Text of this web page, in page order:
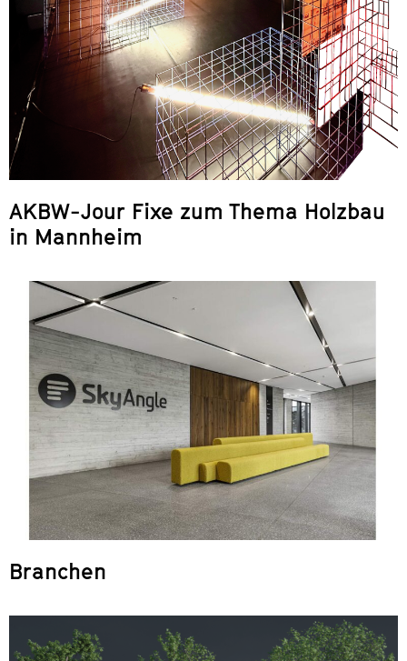
AKBW-Jour Fixe zum Thema Holzbau
in Mannheim
Branchen